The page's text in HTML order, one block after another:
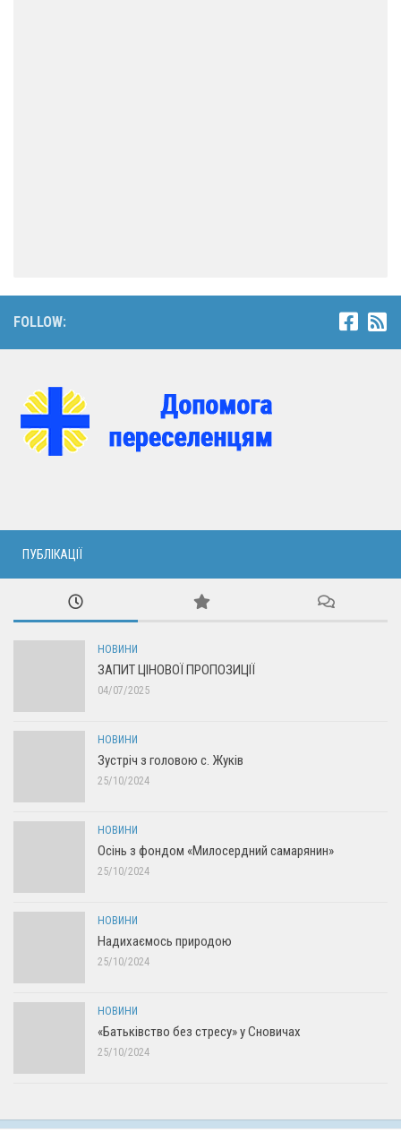
FOLLOW:
ПУБЛІКАЦІЇ
НОВИНИ
ЗАПИТ ЦІНОВОЇ ПРОПОЗИЦІЇ
04/07/2025
НОВИНИ
Зустріч з головою с. Жуків
25/10/2024
НОВИНИ
Осінь з фондом «Милосердний самарянин»
25/10/2024
НОВИНИ
Надихаємось природою
25/10/2024
НОВИНИ
«Батьківство без стресу» у Сновичах
25/10/2024